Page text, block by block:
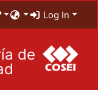
Log In
de